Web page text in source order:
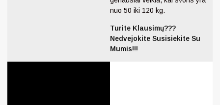
nuo 50 iki 120 kg.
Turite Klausimų???
Nedvejokite Susisiekite Su
Mumis!!!